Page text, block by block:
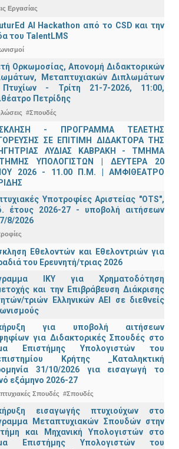
Εργασίας
AI Hackathon από το CSD και την
του TalentLMS
Ορκωμοσίας, Απονομή Διδακτορικών
Μεταπτυχιακών Διπλωμάτων
- Τρίτη 21-7-2026, 11:00,
Πετρίδης
#Σπουδές
- ΠΡΟΓΡΑΜΜΑ ΤΕΛΕΤΗΣ
ΣΕ ΕΠΙΤΙΜΗ ΔΙΔΑΚΤΟΡΑ ΤΗΣ
ΛΥΔΙΑΣ ΚΑΒΡΑΚΗ - ΤΜΗΜΑ
ΥΠΟΛΟΓΙΣΤΩΝ | ΔΕΥΤΕΡΑ 20
2026 - 11.00 Π.Μ. | ΑΜΦΙΘΕΑΤΡΟ
Υποτροφίες Αριστείας "OTS",
έτους 2026-27 - υποβολή αιτήσεων
8/2026
Εθελοντών και Εθελοντριών για
του Ερευνητή/τριας 2026
ΙΚΥ για Χρηματοδότηση
και την Επιβράβευση Διάκρισης
τριών Ελληνικών ΑΕΙ σε διεθνείς
για υποβολή αιτήσεων
για Διδακτορικές Σπουδές στο
Eπιστήμης Υπολογιστών του
Κρήτης _Καταληκτική
31/10/2026 για εισαγωγή το
εξάμηνο 2026-27
Σπουδές #Σπουδές
εισαγωγής πτυχιούχων στo
Μεταπτυχιακών Σπουδών στην
και Μηχανική Υπολογιστών στο
Eπιστήμης Υπολογιστών του